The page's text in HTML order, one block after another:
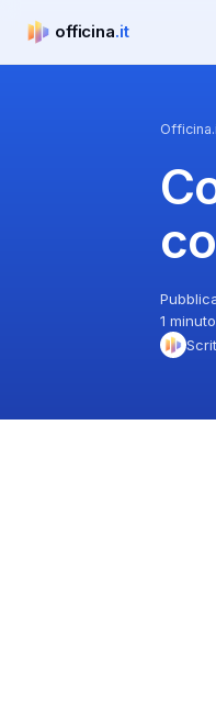
officina.it
officina.it
1